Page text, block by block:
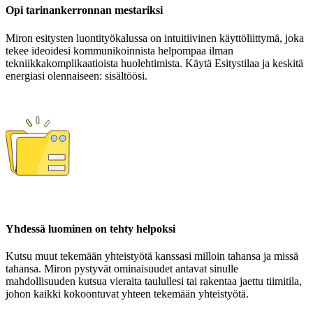
Opi tarinankerronnan mestariksi
Miron esitysten luontityökalussa on intuitiivinen käyttöliittymä, joka
tekee ideoidesi kommunikoinnista helpompaa ilman
tekniikkakomplikaatioista huolehtimista. Käytä Esitystilaa ja keskitä
energiasi olennaiseen: sisältöösi.
Yhdessä luominen on tehty helpoksi
Kutsu muut tekemään yhteistyötä kanssasi milloin tahansa ja missä
tahansa. Miron pystyvät ominaisuudet antavat sinulle
mahdollisuuden kutsua vieraita taulullesi tai rakentaa jaettu tiimitila,
johon kaikki kokoontuvat yhteen tekemään yhteistyötä.